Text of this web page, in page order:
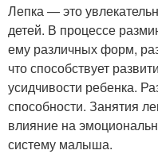
Лепка — это
детей. В процессе
ему различных форм,
что способствует
усидчивости ребенка.
способности. Занятия
влияние на
систему малыша.